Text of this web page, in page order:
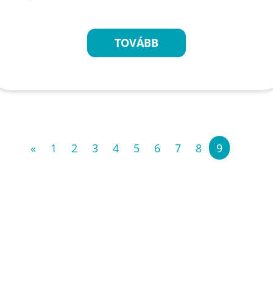
TOVÁBB
« 1 2 3 4 5 6 7 8 9